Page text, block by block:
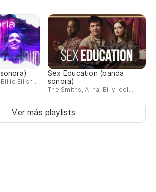
Eilish...
Sex Education (banda
sonora)
The Smiths, A-ha, Billy Idol...
Ver más playlists